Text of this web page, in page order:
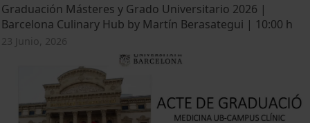
Graduación Másteres y Grado Universitario 2026 |
Barcelona Culinary Hub by Martín Berasategui | 10:00 h
23 Junio, 2026